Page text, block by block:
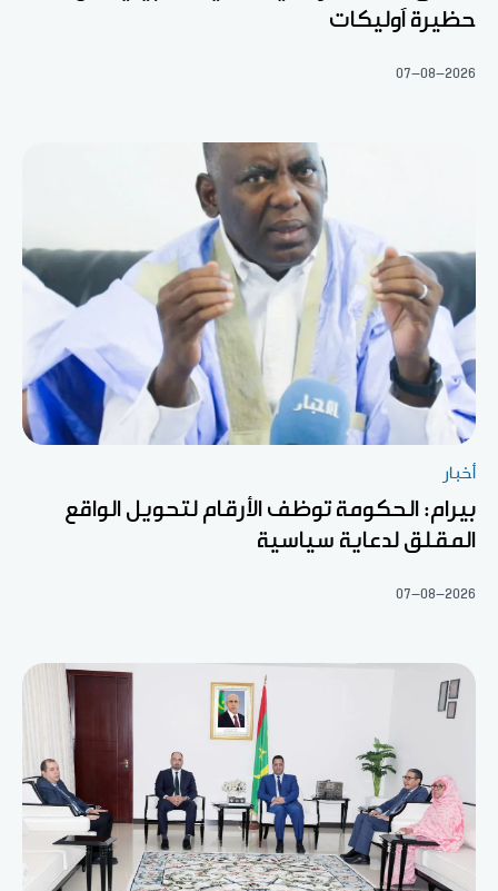
حظيرة آوليكات
07-08-2026
أخبار
بيرام: الحكومة توظف الأرقام لتحويل الواقع
المقلق لدعاية سياسية
07-08-2026